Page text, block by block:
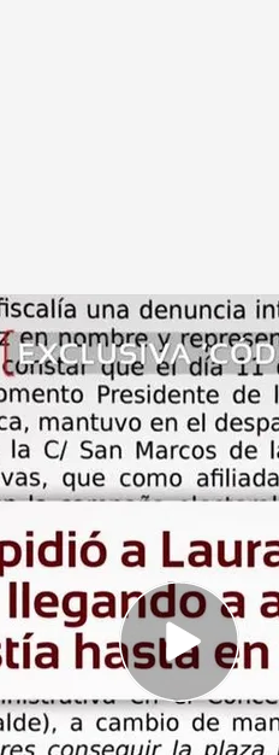
por la Fiscalía contra José Tomé.
haber recibido una
de Lugo
de José Tomé por
se preocupó por mí"